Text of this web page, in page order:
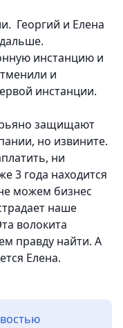
Георгий и Елена
инстанцию и
и
инстанции.
рьяно защищают
но извините.
ни
3 года находится
можем бизнес
наше
волокита
правду найти. А
Елена.